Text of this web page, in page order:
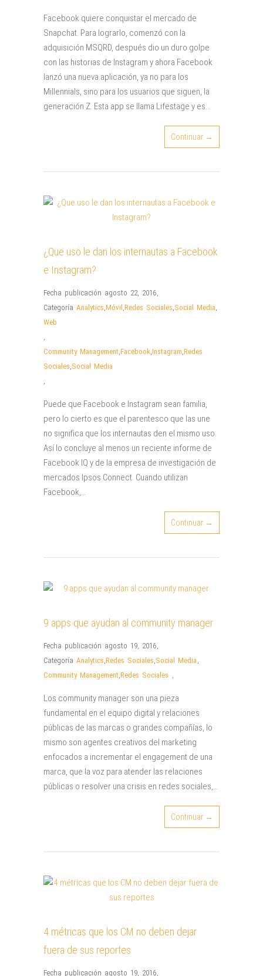
Facebook quiere conquistar el mercado de
Snapchat. Para lograrlo, comenzó con la
adquisición MSQRD, después dio un duro golpe
con las historias de Instagram y ahora Facebook
lanzó una nueva aplicación, ya no para los
Millennials, sino para los usuarios que siguen, la
generación Z. Esta app se llama Lifestage y es…
Continuar →
¿Que uso le dan los internautas a Facebook
e Instagram?
Fecha publicación agosto 22, 2016,
Categoría Analytics,Móvil ,Redes Sociales,Social Media,
Web
,
Community Management,Facebook,Instagram,Redes
Sociales,Social Media
,
Puede que Facebook e Instagram sean familia,
pero lo cierto es que el parentesco que las une
no significa que los internautas den el mismo uso.
Así lo concluye al menos un reciente informe de
Facebook IQ y de la empresa de investigación de
mercados Ipsos Connect. Cuando utilizan
Facebook,…
Continuar →
9 apps que ayudan al community manager
Fecha publicación agosto 19, 2016,
Categoría Analytics,Redes Sociales,Social Media ,
Community Management,Redes Sociales ,
Los community manager son una pieza
fundamental en el equipo digital y relaciones
públicas de las marcas o grandes compañías, lo
mismo son agentes creativos del marketing
enfocados a incrementar el engagement de una
marca, que la voz para atender las relaciones
públicas o resolver una crisis en redes sociales,…
Continuar →
4 métricas que los CM no deben dejar
fuera de sus reportes
Fecha publicación agosto 19, 2016,